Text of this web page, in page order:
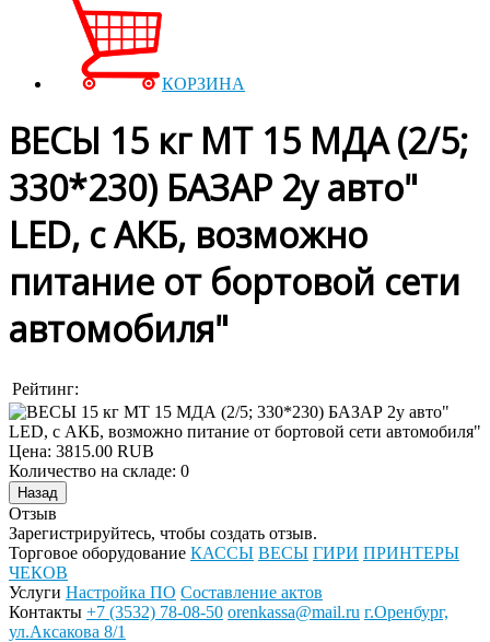
КОРЗИНА
ВЕСЫ 15 кг МТ 15 МДА (2/5;
330*230) БАЗАР 2у авто"
LED, с АКБ, возможно
питание от бортовой сети
автомобиля"
Рейтинг:
Цена: 3815.00 RUB
Количество на складе: 0
Отзыв
Зарегистрируйтесь, чтобы создать отзыв.
Торговое оборудование КАССЫ ВЕСЫ ГИРИ ПРИНТЕРЫ
ЧЕКОВ
Услуги Настройка ПО Составление актов
Контакты +7 (3532) 78-08-50 orenkassa@mail.ru г.Оренбург,
ул.Аксакова 8/1